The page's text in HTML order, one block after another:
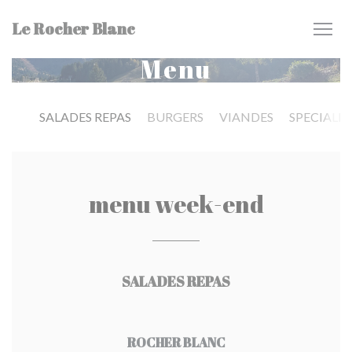
Le Rocher Blanc
Menu
SALADES REPAS BURGERS VIANDES
menu week-end
SALADES REPAS
ROCHER BLANC